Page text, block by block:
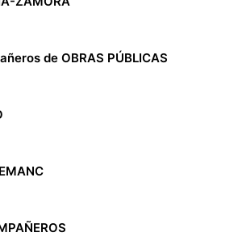
de OBRAS PÚBLICAS